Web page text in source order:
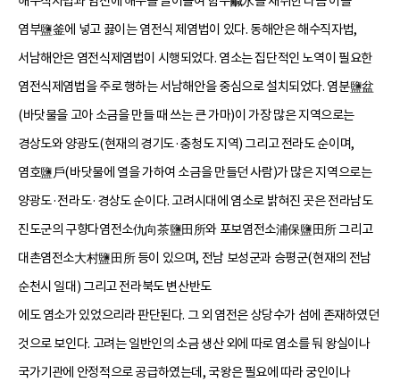
염부鹽釜에 넣고 끓이는 염전식 제염법이 있다. 동해안은 해수직자법,
서남해안은 염전식제염법이 시행되었다. 염소는 집단적인 노역이 필요한
염전식제염법을 주로 행하는 서남해안을 중심으로 설치되었다. 염분鹽盆
(바닷물을 고아 소금을 만들 때 쓰는 큰 가마)이 가장 많은 지역으로는
경상도와 양광도(현재의 경기도·충청도 지역) 그리고 전라도 순이며,
염호鹽戶(바닷물에 열을 가하여 소금을 만들던 사람)가 많은 지역으로는
양광도·전라도·경상도 순이다. 고려시대에 염소로 밝혀진 곳은 전라남도
진도군의 구향다염전소仇向茶鹽田所와 포보염전소浦保鹽田所 그리고
대촌염전소大村鹽田所 등이 있으며, 전남 보성군과 승평군(현재의 전남
순천시 일대) 그리고 전라북도 변산반도
에도 염소가 있었으리라 판단된다. 그 외 염전은 상당수가 섬에 존재하였던
것으로 보인다. 고려는 일반인의 소금 생산 외에 따로 염소를 둬 왕실이나
국가기관에 안정적으로 공급하였는데, 국왕은 필요에 따라 궁인이나